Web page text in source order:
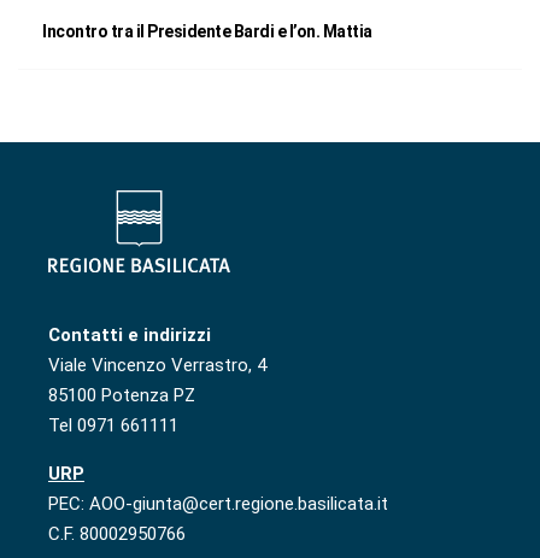
Incontro tra il Presidente Bardi e l’on. Mattia
Contatti e indirizzi
Viale Vincenzo Verrastro, 4
85100 Potenza PZ
Tel 0971 661111
URP
PEC: AOO-giunta@cert.regione.basilicata.it
C.F. 80002950766